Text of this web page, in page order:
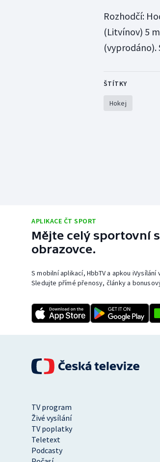
Rozhodčí:
(Litvínov) 5
(vyprodáno).
ŠTÍTKY
Hokej
APLIKACE ČT SPORT
Mějte celý sportovní
obrazovce.
S mobilní aplikací, HbbTV a apkou
Sledujte přímé přenosy, články a
TV program
Živé vysílání
TV poplatky
Teletext
Podcasty